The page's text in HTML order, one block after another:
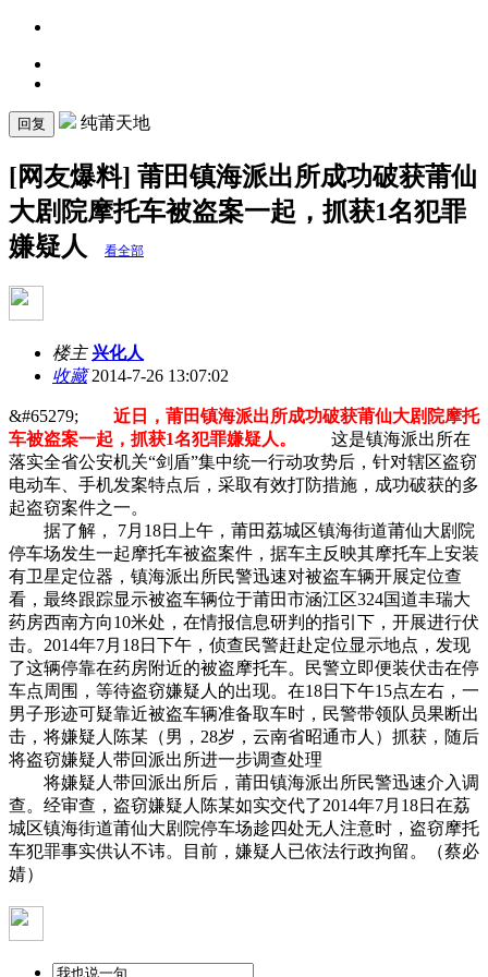
回复 纯莆天地
[网友爆料] 莆田镇海派出所成功破获莆仙
大剧院摩托车被盗案一起，抓获1名犯罪
嫌疑人
看全部
楼主 兴化人
收藏2014-7-26 13:07:02
&#65279;
近日，莆田镇海派出所成功破获莆仙大剧院摩托
车被盗案一起，抓获1名犯罪嫌疑人。
这是镇海派出所在
落实全省公安机关“剑盾”集中统一行动攻势后，针对辖区盗窃
电动车、手机发案特点后，采取有效打防措施，成功破获的多
起盗窃案件之一。
据了解， 7月18日上午，莆田荔城区镇海街道莆仙大剧院
停车场发生一起摩托车被盗案件，据车主反映其摩托车上安装
有卫星定位器，镇海派出所民警迅速对被盗车辆开展定位查
看，最终跟踪显示被盗车辆位于莆田市涵江区324国道丰瑞大
药房西南方向10米处，在情报信息研判的指引下，开展进行伏
击。2014年7月18日下午，侦查民警赶赴定位显示地点，发现
了这辆停靠在药房附近的被盗摩托车。民警立即便装伏击在停
车点周围，等待盗窃嫌疑人的出现。在18日下午15点左右，一
男子形迹可疑靠近被盗车辆准备取车时，民警带领队员果断出
击，将嫌疑人陈某（男，28岁，云南省昭通市人）抓获，随后
将盗窃嫌疑人带回派出所进一步调查处理
将嫌疑人带回派出所后，莆田镇海派出所民警迅速介入调
查。经审查，盗窃嫌疑人陈某如实交代了2014年7月18日在荔
城区镇海街道莆仙大剧院停车场趁四处无人注意时，盗窃摩托
车犯罪事实供认不讳。目前，嫌疑人已依法行政拘留。（蔡必
婧）